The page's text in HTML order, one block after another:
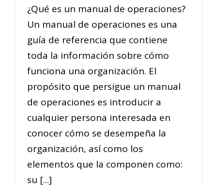
¿Qué es un manual de operaciones?
Un manual de operaciones es una
guía de referencia que contiene
toda la información sobre cómo
funciona una organización. El
propósito que persigue un manual
de operaciones es introducir a
cualquier persona interesada en
conocer cómo se desempeña la
organización, así como los
elementos que la componen como:
su [...]